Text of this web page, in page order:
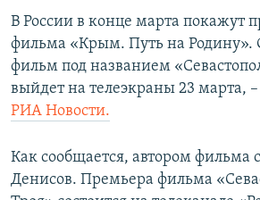
Все сайты RFE/RL
В России в конце марта покажут
фильма «Крым. Путь на
фильм под названием
выйдет на телеэкраны 23 марта,
РИА Новости.
Как сообщается, автором фильма
Денисов. Премьера фильма